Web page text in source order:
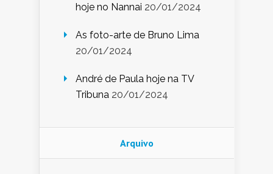
hoje no Nannai 20/01/2024
As foto-arte de Bruno Lima
20/01/2024
André de Paula hoje na TV
Tribuna 20/01/2024
Arquivo